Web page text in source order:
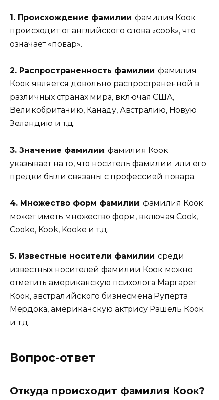
1. Происхождение фамилии: фамилия Коок
происходит от английского слова «cook», что
означает «повар».
2. Распространенность фамилии: фамилия
Коок является довольно распространенной в
различных странах мира, включая США,
Великобританию, Канаду, Австралию, Новую
Зеландию и т.д.
3. Значение фамилии: фамилия Коок
указывает на то, что носитель фамилии или его
предки были связаны с профессией повара.
4. Множество форм фамилии: фамилия Коок
может иметь множество форм, включая Cook,
Cooke, Kook, Kooke и т.д.
5. Известные носители фамилии: среди
известных носителей фамилии Коок можно
отметить американскую психолога Маргарет
Коок, австралийского бизнесмена Руперта
Мердока, американскую актрису Рашель Коок
и т.д.
Вопрос-ответ
Откуда происходит фамилия Коок?